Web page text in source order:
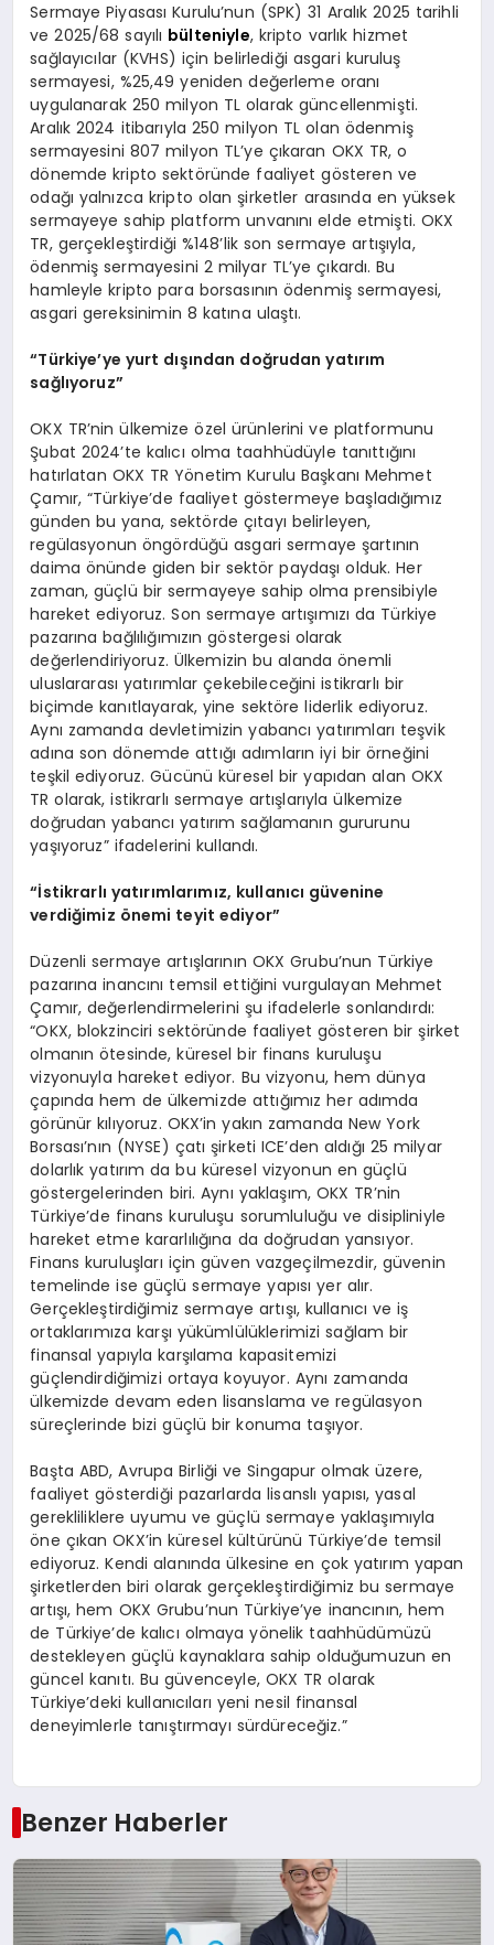
Sermaye Piyasası Kurulu’nun (SPK) 31 Aralık 2025 tarihli
ve 2025/68 sayılı bülteniyle, kripto varlık hizmet
sağlayıcılar (KVHS) için belirlediği asgari kuruluş
sermayesi, %25,49 yeniden değerleme oranı
uygulanarak 250 milyon TL olarak güncellenmişti.
Aralık 2024 itibarıyla 250 milyon TL olan ödenmiş
sermayesini 807 milyon TL’ye çıkaran OKX TR, o
dönemde kripto sektöründe faaliyet gösteren ve
odağı yalnızca kripto olan şirketler arasında en yüksek
sermayeye sahip platform unvanını elde etmişti. OKX
TR, gerçekleştirdiği %148’lik son sermaye artışıyla,
ödenmiş sermayesini 2 milyar TL’ye çıkardı. Bu
hamleyle kripto para borsasının ödenmiş sermayesi,
asgari gereksinimin 8 katına ulaştı.
“Türkiye’ye yurt dışından doğrudan yatırım
sağlıyoruz”
OKX TR’nin ülkemize özel ürünlerini ve platformunu
Şubat 2024’te kalıcı olma taahhüdüyle tanıttığını
hatırlatan OKX TR Yönetim Kurulu Başkanı Mehmet
Çamır, “Türkiye’de faaliyet göstermeye başladığımız
günden bu yana, sektörde çıtayı belirleyen,
regülasyonun öngördüğü asgari sermaye şartının
daima önünde giden bir sektör paydaşı olduk. Her
zaman, güçlü bir sermayeye sahip olma prensibiyle
hareket ediyoruz. Son sermaye artışımızı da Türkiye
pazarına bağlılığımızın göstergesi olarak
değerlendiriyoruz. Ülkemizin bu alanda önemli
uluslararası yatırımlar çekebileceğini istikrarlı bir
biçimde kanıtlayarak, yine sektöre liderlik ediyoruz.
Aynı zamanda devletimizin yabancı yatırımları teşvik
adına son dönemde attığı adımların iyi bir örneğini
teşkil ediyoruz. Gücünü küresel bir yapıdan alan OKX
TR olarak, istikrarlı sermaye artışlarıyla ülkemize
doğrudan yabancı yatırım sağlamanın gururunu
yaşıyoruz” ifadelerini kullandı.
“İstikrarlı yatırımlarımız, kullanıcı güvenine
verdiğimiz önemi teyit ediyor”
Düzenli sermaye artışlarının OKX Grubu’nun Türkiye
pazarına inancını temsil ettiğini vurgulayan Mehmet
Çamır, değerlendirmelerini şu ifadelerle sonlandırdı:
“OKX, blokzinciri sektöründe faaliyet gösteren bir şirket
olmanın ötesinde, küresel bir finans kuruluşu
vizyonuyla hareket ediyor. Bu vizyonu, hem dünya
çapında hem de ülkemizde attığımız her adımda
görünür kılıyoruz. OKX’in yakın zamanda New York
Borsası’nın (NYSE) çatı şirketi ICE’den aldığı 25 milyar
dolarlık yatırım da bu küresel vizyonun en güçlü
göstergelerinden biri. Aynı yaklaşım, OKX TR’nin
Türkiye’de finans kuruluşu sorumluluğu ve disipliniyle
hareket etme kararlılığına da doğrudan yansıyor.
Finans kuruluşları için güven vazgeçilmezdir, güvenin
temelinde ise güçlü sermaye yapısı yer alır.
Gerçekleştirdiğimiz sermaye artışı, kullanıcı ve iş
ortaklarımıza karşı yükümlülüklerimizi sağlam bir
finansal yapıyla karşılama kapasitemizi
güçlendirdiğimizi ortaya koyuyor. Aynı zamanda
ülkemizde devam eden lisanslama ve regülasyon
süreçlerinde bizi güçlü bir konuma taşıyor.
Başta ABD, Avrupa Birliği ve Singapur olmak üzere,
faaliyet gösterdiği pazarlarda lisanslı yapısı, yasal
gerekliliklere uyumu ve güçlü sermaye yaklaşımıyla
öne çıkan OKX’in küresel kültürünü Türkiye’de temsil
ediyoruz. Kendi alanında ülkesine en çok yatırım yapan
şirketlerden biri olarak gerçekleştirdiğimiz bu sermaye
artışı, hem OKX Grubu’nun Türkiye’ye inancının, hem
de Türkiye’de kalıcı olmaya yönelik taahhüdümüzü
destekleyen güçlü kaynaklara sahip olduğumuzun en
güncel kanıtı. Bu güvenceyle, OKX TR olarak
Türkiye’deki kullanıcıları yeni nesil finansal
deneyimlerle tanıştırmayı sürdüreceğiz.”
Benzer Haberler